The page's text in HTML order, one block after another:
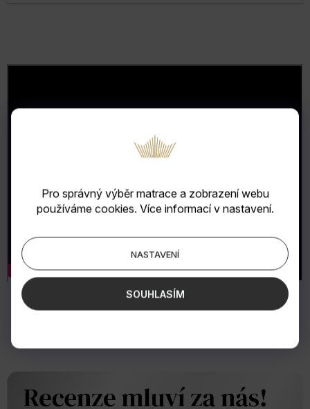
Pro správný výběr matrace a zobrazení webu
používáme cookies. Více informací v nastavení.
NASTAVENÍ
SOUHLASÍM